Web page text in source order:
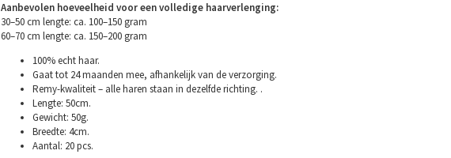
Aanbevolen hoeveelheid voor een volledige haarverlenging:
30–50 cm lengte: ca. 100–150 gram
60–70 cm lengte: ca. 150–200 gram
100% echt haar.
Gaat tot 24 maanden mee, afhankelijk van de verzorging.
Remy-kwaliteit – alle haren staan in dezelfde richting. .
Lengte: 50cm.
Gewicht: 50g.
Breedte: 4cm.
Aantal: 20 pcs.